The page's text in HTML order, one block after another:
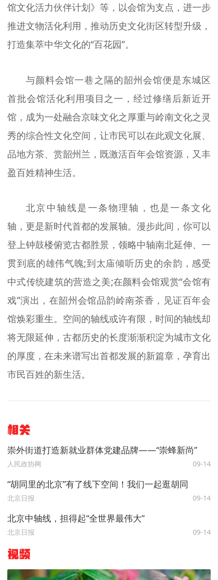
馆文化活力伙伴计划》等，以会馆为支点，进一步
推进文物活化利用，推动历史文化街区转型升级，
打造集萃中华文化的“百花园”。
与颜料会馆一巷之隔的韶州会馆便是东城区
首批会馆活化利用项目之一，经过修缮后新近开
馆，成为一处融合京味文化之厚重与岭南文化之灵
秀的综合性文化空间，让市民可以在此观文化展、
品地方茶、赏韶州兰，既激活百年会馆资源，又丰
盈百姓精神生活。
北京中轴线是一条物理轴，也是一条文化
轴，更是新时代首都的发展轴。漫步此间，你可以
登上钟鼓楼俯览古都胜景，领略中轴南北延伸、一
贯到底的雄伟气魄;到太庙倾听历史的余韵，感受
中式传统建筑的营造之美;在颜料会馆观赏“会馆有
戏”演出，在韶州会馆品韵岭南茶香，见证百年会
馆焕彩重生。空间的轴线或许有限，时间的轴线却
将无限延伸，古都历史的长度渐渐积淀为城市文化
的厚度，在未来谱写出首都发展的新篇章，孕育出
市民百姓的新生活。
相关
崇外街道打造新就业群体党建品牌——“崇蜂新尚”
人民政协网 09-14
“胡同里的北京”有了线下空间！我们一起逛胡同
北京日报 09-14
北京中轴线，担得起“全世界最伟大”
北京日报 09-14
视频